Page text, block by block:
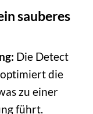
sauberes
Die Detect
die
zu einer
führt.